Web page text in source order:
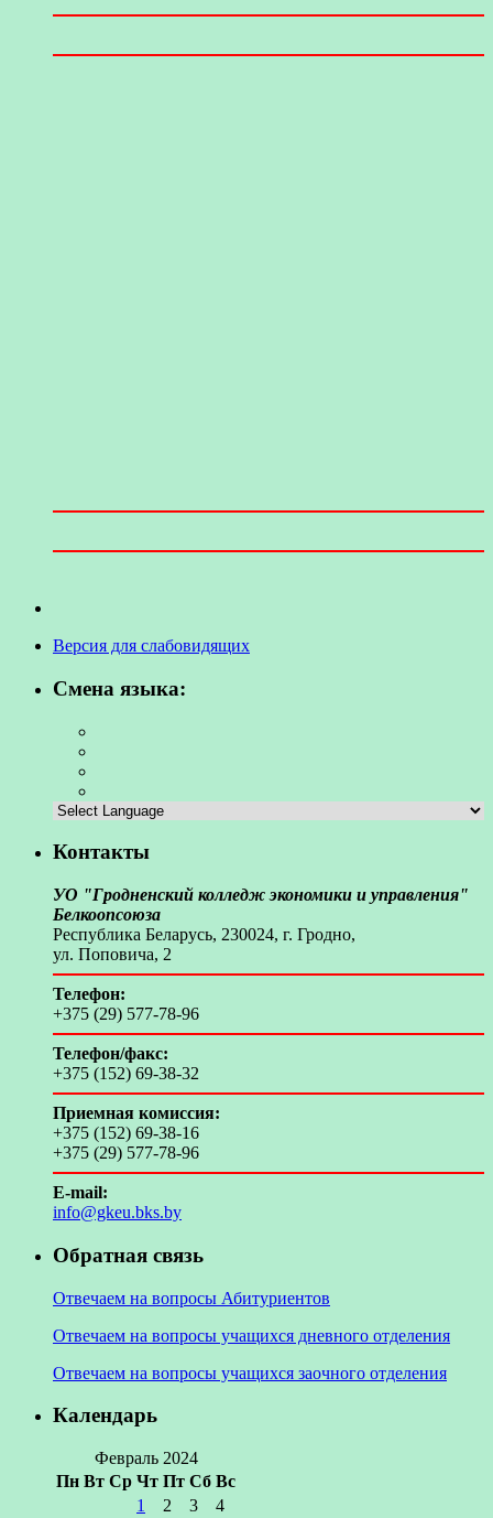
Версия для слабовидящих
Смена языка:
Контакты
УО "Гродненский колледж экономики и управления"
Белкоопсоюза
Республика Беларусь, 230024, г. Гродно,
ул. Поповича, 2
Телефон:
+375 (29) 577-78-96
Телефон/факс:
+375 (152) 69-38-32
Приемная комиссия:
+375 (152) 69-38-16
+375 (29) 577-78-96
E-mail:
info@gkeu.bks.by
Обратная связь
Отвечаем на вопросы Абитуриентов
Отвечаем на вопросы учащихся дневного отделения
Отвечаем на вопросы учащихся заочного отделения
Календарь
Февраль 2024
Пн Вт Ср Чт Пт Сб Вс
1 2 3
4